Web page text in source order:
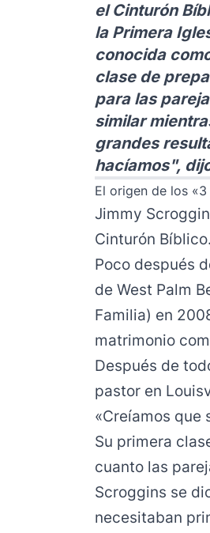
el Cinturón
la Primera
conocida
clase de
para las
similar
grandes
hacíamos",
El origen de los
Jimmy
Cinturón Bíblico.
Poco después
de West Palm
Familia) en
matrimonio
Después de
pastor en
«Creíamos que
Su primera
cuanto las
Scroggins se
necesitaban